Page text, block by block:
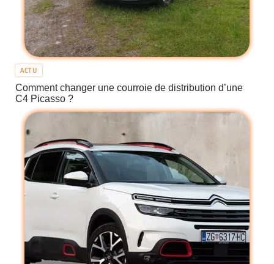
ACTU
Comment changer une courroie de distribution d’une
C4 Picasso ?